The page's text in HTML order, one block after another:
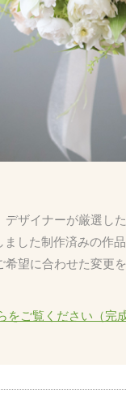
デザイナーが厳選し
した制作済みの作品
希望に合わせた変更
をご覧ください（完